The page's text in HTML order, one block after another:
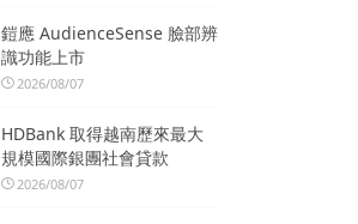
鎧應 AudienceSense 臉部辨
識功能上市
2026/08/07
HDBank 取得越南歷來最大
規模國際銀團社會貸款
2026/08/07